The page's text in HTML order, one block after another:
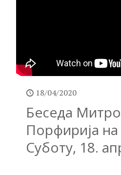
18/04/2020
Беседа
Порфирија
Суботу, 18.